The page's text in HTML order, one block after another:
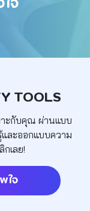
TOOLS
าะกับคุณ ผ่านแบบ
และออกแบบความ
เลย!
ใจ